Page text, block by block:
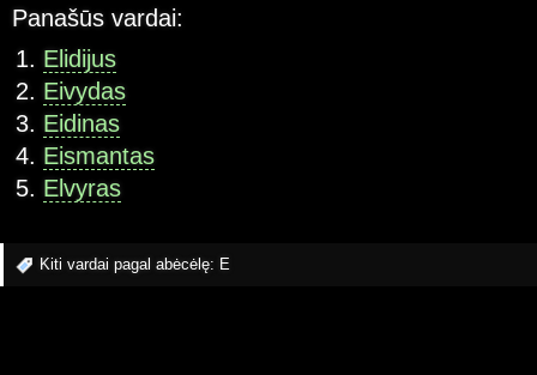
Panašūs vardai:
Elidijus
Eivydas
Eidinas
Eismantas
Elvyras
Kiti vardai pagal abėcėlę: E